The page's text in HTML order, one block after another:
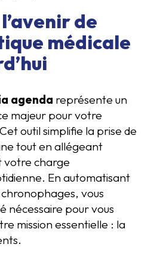
de
médicale
agenda représente un
majeur pour votre
outil simplifie la prise de
tout en allégeant
votre charge
En automatisant
vous
nécessaire pour vous
mission essentielle : la